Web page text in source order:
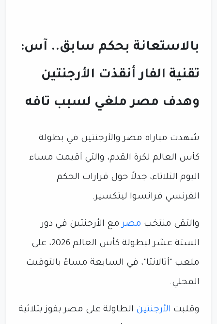
بالاستعانة بحكم سابق.. آس:
تقنية الفار أنقذت الأرجنتين
وهدف مصر ملغي لسبب تافه
شهدت مباراة مصر والأرجنتين في بطولة
كأس العالم لكرة القدم، والتي أقيمت مساء
اليوم الثلاثاء، جدلاً حول قرارات الحكم
الفرنسي فرانسوا ليتكسير.
والتقى منتخب مصرمع الأرجنتين في دور
الستة عشر لبطولة كأس العالم 2026، على
ملعب "أتالانتا"، في السابعة مساءً بالتوقيت
المحلي.
وقلبت الأرجنتين الطاولة على مصر بفوز بثلاثية